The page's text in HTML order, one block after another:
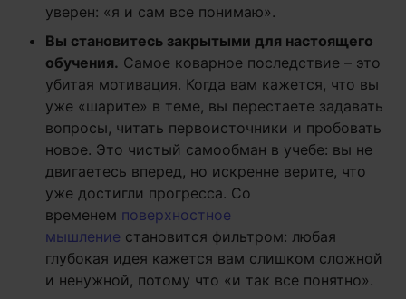
уверен: «я и сам все понимаю».
Вы становитесь закрытыми для настоящего
обучения. Самое коварное последствие – это
убитая мотивация. Когда вам кажется, что вы
уже «шарите» в теме, вы перестаете задавать
вопросы, читать первоисточники и пробовать
новое. Это чистый самообман в учебе: вы не
двигаетесь вперед, но искренне верите, что
уже достигли прогресса. Со
временем поверхностное
мышление становится фильтром: любая
глубокая идея кажется вам слишком сложной
и ненужной, потому что «и так все понятно».